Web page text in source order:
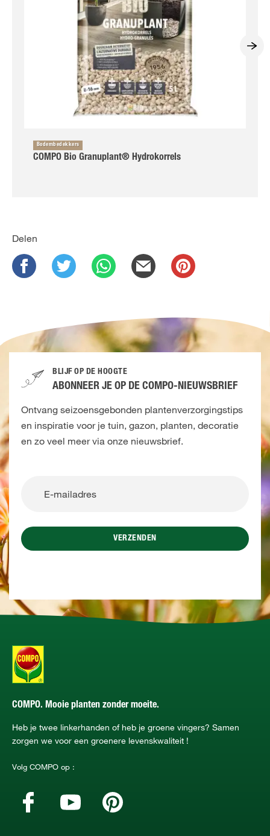
Bodembedekkers
COMPO Bio Granuplant® Hydrokorrels
Delen
BLIJF OP DE HOOGTE
ABONNEER JE OP DE COMPO-NIEUWSBRIEF
Ontvang seizoensgebonden plantenverzorgingstips
en inspiratie voor je tuin, gazon, planten, decoratie
en zo veel meer via onze nieuwsbrief.
VERZENDEN
COMPO. Mooie planten zonder moeite.
Heb je twee linkerhanden of heb je groene vingers? Samen
zorgen we voor een groenere levenskwaliteit !
Volg COMPO op :